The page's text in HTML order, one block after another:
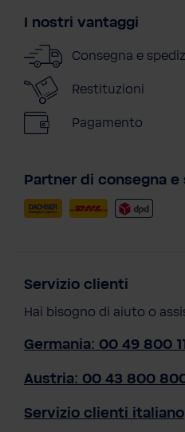
I nostri vantaggi
Consegna e
Restituzioni
Pagamento
Partner di consegna e
Servizio clienti
Hai bisogno di aiuto o
Germania: 00 49 800
Austria: 00 43 800
Servizio clienti italiano